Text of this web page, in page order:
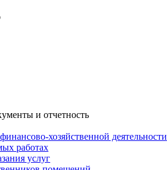
и отчетность
хозяйственной деятельности
работах
услуг